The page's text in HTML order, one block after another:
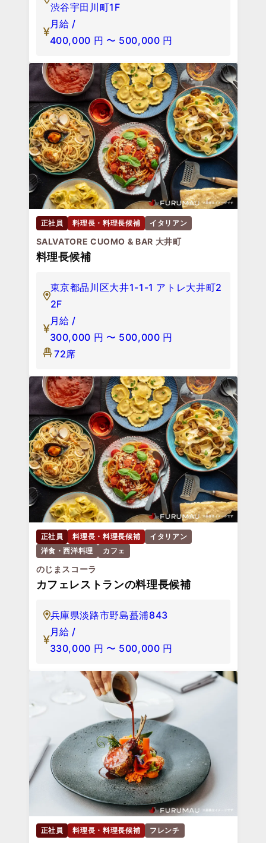
渋谷宇田川町1F
月給 /
400,000 円 〜 500,000 円
正社員 料理長・料理長候補 イタリアン
SALVATORE CUOMO & BAR 大井町
料理長候補
東京都品川区大井1-1-1 アトレ大井町2
2F
月給 /
300,000 円 〜 500,000 円
72席
正社員 料理長・料理長候補
イタリアン
洋食・西洋料理
カフェ
のじまスコーラ
カフェレストランの料理長候補
兵庫県淡路市野島蟇浦843
月給 /
330,000 円 〜 500,000 円
正社員 料理長・料理長候補 フレンチ